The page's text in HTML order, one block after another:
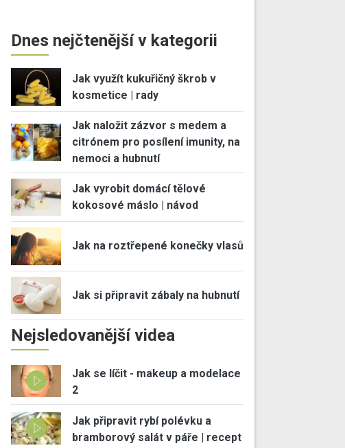
Dnes nejčtenější v kategorii
Jak využít kukuřičný škrob v
kosmetice | rady
Jak naložit zázvor s medem a
citrónem pro posílení imunity, na
nemoci a hubnutí
Jak vyrobit domácí tělové
kokosové máslo | návod
Jak na roztřepené konečky vlasů
Jak si připravit zábaly na hubnutí
Nejsledovanější videa
Jak se líčit - makeup a modelace
2
Jak připravit rybí polévku a
bramborový salát v páře | recept